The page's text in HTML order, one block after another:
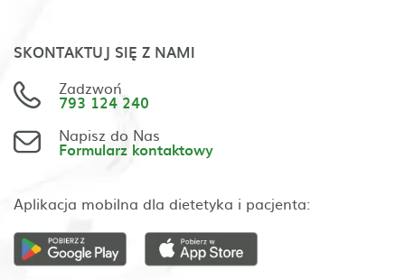
SKONTAKTUJ SIĘ Z NAMI
Zadzwoń
793 124 240
Napisz do Nas
Formularz kontaktowy
Aplikacja mobilna dla dietetyka i pacjenta: